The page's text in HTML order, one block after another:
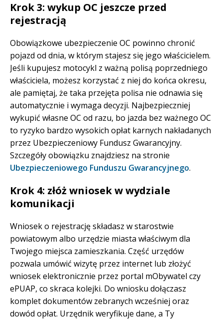
Krok 3: wykup OC jeszcze przed
rejestracją
Obowiązkowe ubezpieczenie OC powinno chronić
pojazd od dnia, w którym stajesz się jego właścicielem.
Jeśli kupujesz motocykl z ważną polisą poprzedniego
właściciela, możesz korzystać z niej do końca okresu,
ale pamiętaj, że taka przejęta polisa nie odnawia się
automatycznie i wymaga decyzji. Najbezpieczniej
wykupić własne OC od razu, bo jazda bez ważnego OC
to ryzyko bardzo wysokich opłat karnych nakładanych
przez Ubezpieczeniowy Fundusz Gwarancyjny.
Szczegóły obowiązku znajdziesz na stronie
Ubezpieczeniowego Funduszu Gwarancyjnego.
Krok 4: złóż wniosek w wydziale
komunikacji
Wniosek o rejestrację składasz w starostwie
powiatowym albo urzędzie miasta właściwym dla
Twojego miejsca zamieszkania. Część urzędów
pozwala umówić wizytę przez internet lub złożyć
wniosek elektronicznie przez portal mObywatel czy
ePUAP, co skraca kolejki. Do wniosku dołączasz
komplet dokumentów zebranych wcześniej oraz
dowód opłat. Urzędnik weryfikuje dane, a Ty